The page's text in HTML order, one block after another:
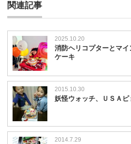
関連記事
2025.10.20
消防ヘリコプターとマイ
ケーキ
2015.10.30
妖怪ウォッチ、ＵＳＡ
2014.7.29